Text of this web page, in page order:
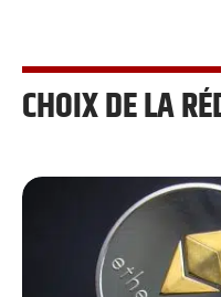
CHOIX DE LA